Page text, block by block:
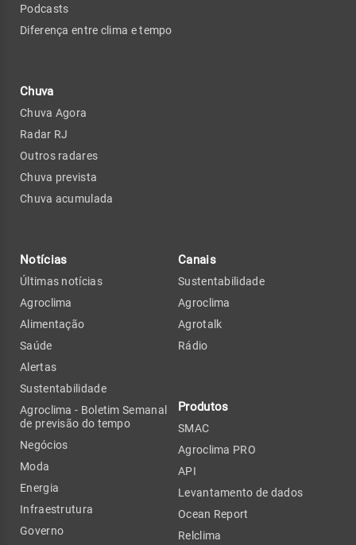
Podcasts
Diferença entre clima e tempo
Chuva
Chuva Agora
Radar RJ
Outros radares
Chuva prevista
Chuva acumulada
Notícias
Últimas notícias
Agroclima
Alimentação
Saúde
Alertas
Sustentabilidade
Agroclima - Boletim Semanal
de previsão do tempo
Negócios
Moda
Energia
Infraestrutura
Governo
Canais
Sustentabilidade
Agroclima
Agrotalk
Rádio
Produtos
SMAC
Agroclima PRO
API
Levantamento de dados
Ocean Report
Relclima